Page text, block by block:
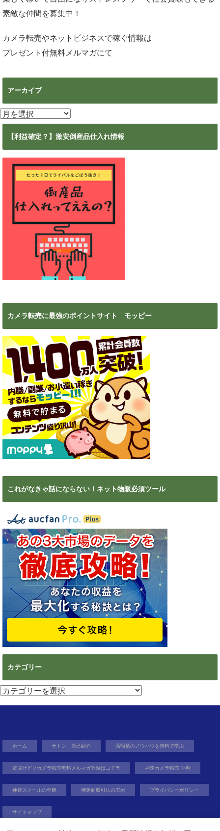
素敵な仲間を募集中！
カメラ転売やネットビジネスで稼ぐ情報は
プレゼント付無料メルマガにて
アーカイブ
ア
ー
【利益確定？】激安倒産品仕入れ情報
カメラ転売に最強のポイントサイト モッピー
これがなきゃ話にならない！ネット物販必須ツール
カテゴリー
カ
ホーム サトシ 自己紹介 高額塾のノウハウを無料で学ぶ
電脳せどりカメラ転売無料メルマガ登録はコチラ 神速カメラ転売 評判
神速スクールの全貌 特定商取引法の表示 プライバシーポリシー
サイトマップ